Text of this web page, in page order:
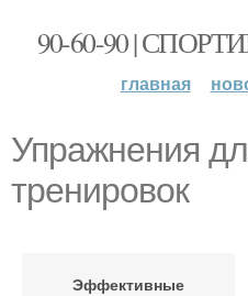
90-60-90 |
главная
Упражнения
тренировок
Эффективные